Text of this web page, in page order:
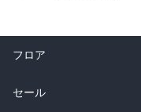
フロア
総合
セール